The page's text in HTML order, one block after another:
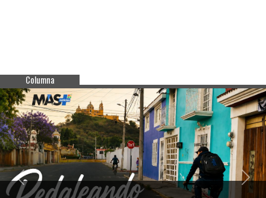
Columna
Previous Next